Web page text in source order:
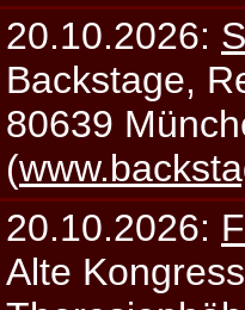
20.10.2026:
Backstage,
80639
(
20.10.2026:
Alte